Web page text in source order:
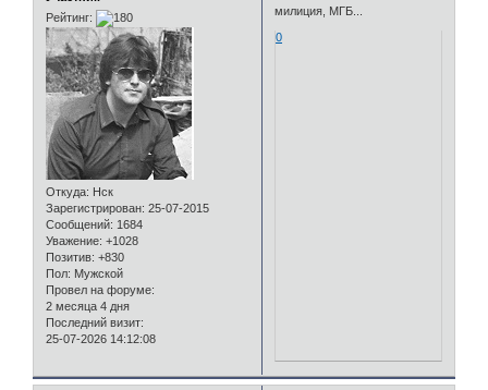
Рейтинг:
Откуда: Нск
Зарегистрирован: 25-07-2015
Сообщений: 1684
Уважение: +1028
Позитив: +830
Пол: Мужской
Провел на форуме:
2 месяца 4 дня
Последний визит:
25-07-2026 14:12:08
милиция, МГБ...
0